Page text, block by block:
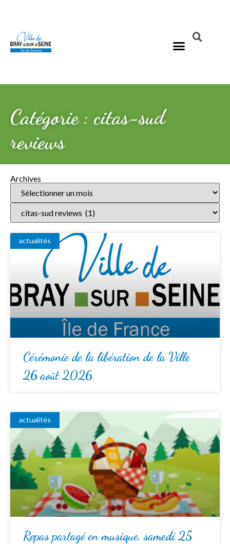
Catégorie : citas-sud
reviews
Archives
actualités
Cérémonie de la libération de la Ville
26 août 2026
actualités
Repas partagé en musique, samedi 25